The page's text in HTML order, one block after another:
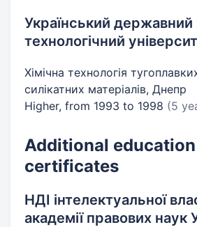
Український державний
технологічний
Хімічна технологія
силікатних матеріалів, Днепр
Higher, from 1993 to 1998 (5
Additional
certificates
НДІ інтелектуальної
академії правових наук